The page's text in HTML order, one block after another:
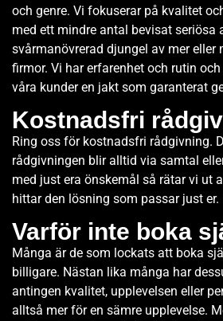
och genre. Vi fokuserar på kvalitet
med ett mindre antal bevisat seriösa
svårmanövrerad djungel av mer eller
firmor. Vi har erfarenhet och rutin
våra kunder en jakt som garanterat
Kostnadsfri
Ring oss för kostnadsfri rådgivning.
rådgivningen blir alltid via samtal
med just era önskemål så rätar vi ut
hittar den lösning som passar just er.
Varför inte boka
Många är de som lockats att boka
billigare. Nästan lika många har
antingen kvalitet, upplevelsen eller
alltså mer för en sämre upplevelse.